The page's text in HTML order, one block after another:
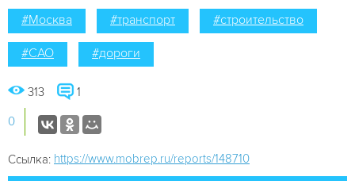
#Москва #транспорт #строительство
#САО #дороги
313 1
0
Ссылка: https://www.mobrep.ru/reports/148710